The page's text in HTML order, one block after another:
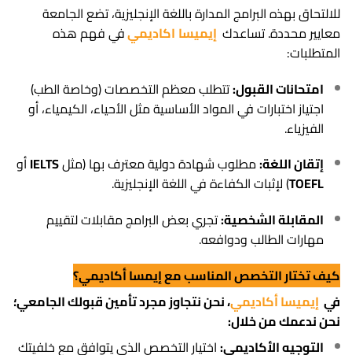
للالتحاق بهذه البرامج المدارة باللغة الإنجليزية، تضع الجامعة
معايير محددة. تساعدك إيميسا اكاديميفي فهم هذه
المتطلبات:
امتحانات القبول:تتطلب معظم التخصصات (وخاصة الطب)
اجتياز اختبارات في المواد الأساسية مثل الأحياء، الكيمياء، أو
الفيزياء.
إتقان اللغة:مطلوب شهادة دولية معترف بها (مثلIELTSأو
TOEFL) لإثبات الكفاءة في اللغة الإنجليزية.
المقابلة الشخصية:تجري بعض البرامج مقابلات لتقييم
مهارات الطالب ودوافعه.
كيف تختار التخصص المناسب معإيمساأكاديمي؟
في إيميساأكاديمي، نحن نتجاوز مجرد تأمين قبولك الجامعي؛
نحن ندعمك من خلال:
التوجيه الأكاديمي:اختيار التخصص الذي يتوافق مع خلفيتك